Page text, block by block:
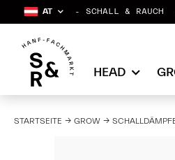
AT SCHALL & RAUCH
HEAD
STARTSEITE GROW